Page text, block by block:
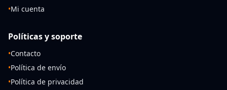
•Mi cuenta
Políticas y soporte
•Contacto
•Política de envío
•Política de privacidad